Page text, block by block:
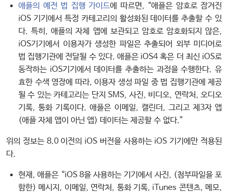
애플의 예전 법 집행 가이드에 따르면, “애플은 암호로 잠겨진
iOS 기기에서 특정 카테고리의 활성화된 데이터를 추출할 수 있
다. 특히, 애플의 자체 앱에 보관되고 암호로 암호화되지 않은,
iOS기기에서 이용자가 생성한 파일은 추출되어 외부 미디어로
법 집행기관에 전달될 수 있다. 애플은 iOS4 혹은 더 최신 iOS로
동작하는 iOS기기에서 데이터를 추출하는 과정을 수행한다. 유
효한 수색 영장에 따라, 이용자 생성 파일 중 법 집행기관에 제공
될 수 있는 카테고리는 단지 SMS, 사진, 비디오, 연락처, 오디오
기록, 통화 기록이다. 애플은 이메일, 캘린더, 그리고 제3자 앱
(애플 자체 앱이 아닌 앱) 데이터는 제공할 수 없다.”
위의 정보는 8.0 이전의 iOS 버전을 사용하는 iOS 기기에만 적용된
다.
현재, 애플은 “iOS 8을 사용하는 기기에서 사진, (첨부파일을 포
함한) 메시지, 이메일, 연락처, 통화 기록, iTunes 콘텐츠, 메모,